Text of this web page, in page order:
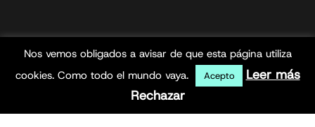
App Marketing News© 2026. Todos los derechos
Nos vemos obligados a avisar de que esta página utiliza
cookies. Como todo el mundo vaya.
Acepto
Leer más
Rechazar